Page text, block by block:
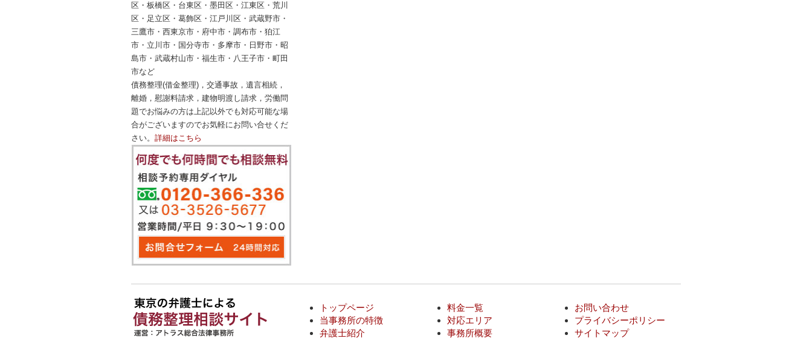
区・板橋区・台東区・墨田区・江東区・荒川
区・足立区・葛飾区・江戸川区・武蔵野市・
三鷹市・西東京市・府中市・調布市・狛江
市・立川市・国分寺市・多摩市・日野市・昭
島市・武蔵村山市・福生市・八王子市・町田
市など
債務整理(借金整理)，交通事故，遺言相続，
離婚，慰謝料請求，建物明渡し請求，労働問
題でお悩みの方は上記以外でも対応可能な場
合がございますのでお気軽にお問い合せくだ
さい。 詳細はこちら
トップページ
当事務所の特徴
弁護士紹介
料金一覧
対応エリア
事務所概要
お問い合わせ
プライバシーポリシー
サイトマップ